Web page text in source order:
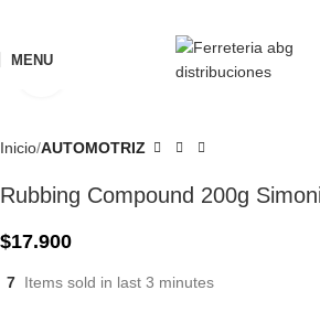
MENU
Inicio AUTOMOTRIZ
Rubbing Compound 200g
$17.900
7 Items sold in last 3 minutes